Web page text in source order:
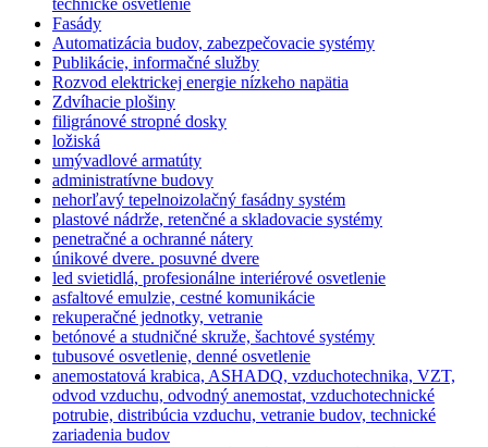
technické osvetlenie
Fasády
Automatizácia budov, zabezpečovacie systémy
Publikácie, informačné služby
Rozvod elektrickej energie nízkeho napätia
Zdvíhacie plošiny
filigránové stropné dosky
ložiská
umývadlové armatúty
administratívne budovy
nehorľavý tepelnoizolačný fasádny systém
plastové nádrže, retenčné a skladovacie systémy
penetračné a ochranné nátery
únikové dvere. posuvné dvere
led svietidlá, profesionálne interiérové osvetlenie
asfaltové emulzie, cestné komunikácie
rekuperačné jednotky, vetranie
betónové a studničné skruže, šachtové systémy
tubusové osvetlenie, denné osvetlenie
anemostatová krabica, ASHADQ, vzduchotechnika, VZT,
odvod vzduchu, odvodný anemostat, vzduchotechnické
potrubie, distribúcia vzduchu, vetranie budov, technické
zariadenia budov